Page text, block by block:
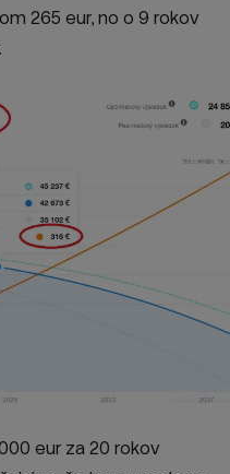
265 eur, no o 9 rokov
eur za 20 rokov